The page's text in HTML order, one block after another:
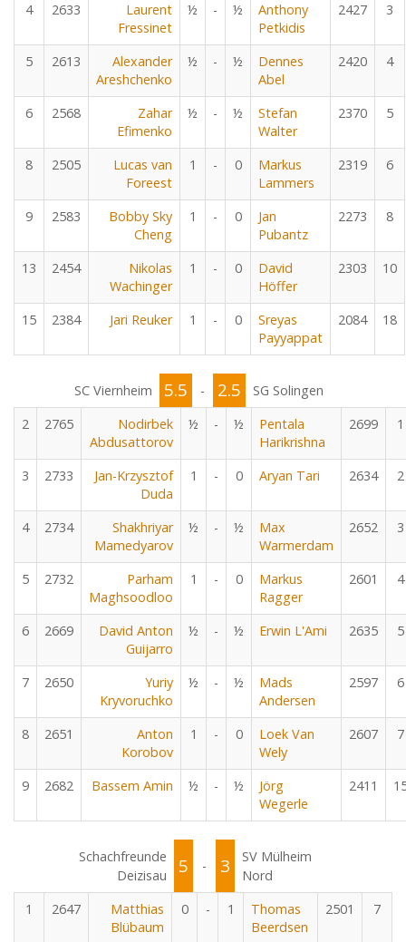
4 2633
Laurent
Fressinet
½ - ½
Anthony
Petkidis
2427 3
5 2613
Alexander
Areshchenko
½ - ½
Dennes
Abel
2420 4
6 2568
Zahar
Efimenko
½ - ½
Stefan
Walter
2370 5
8 2505
Lucas van
Foreest
1 - 0
Markus
Lammers
2319 6
9 2583
Bobby Sky
Cheng
1 - 0
Jan
Pubantz
2273 8
13 2454
Nikolas
Wachinger
1 - 0
David
Höffer
2303 10
15 2384 Jari Reuker 1 - 0
Sreyas
Payyappat
2084 18
SC Viernheim 5.5 - 2.5
SG Solingen
2
2765
Nodirbek
Abdusattorov
½ - ½
Pentala
Harikrishna
2699 1
3 2733
Jan-Krzysztof
Duda
1 - 0 Aryan Tari 2634 2
4 2734
Shakhriyar
Mamedyarov
½ - ½
Max
Warmerdam
2652 3
5 2732
Parham
Maghsoodloo
1 - 0
Markus
Ragger
2601 4
6 2669
David Anton
Guijarro
½ - ½ Erwin L'Ami 2635 5
7 2650
Yuriy
Kryvoruchko
½ - ½
Mads
Andersen
2597 6
8 2651
Anton
Korobov
1 - 0
Loek Van
Wely
2607 7
9 2682 Bassem Amin ½ - ½
Jörg
Wegerle
2411
Schachfreunde
Deizisau
5 - 3
SV Mülheim
Nord
1
2647
Matthias
Blübaum
0 - 1
Thomas
Beerdsen
2501 7